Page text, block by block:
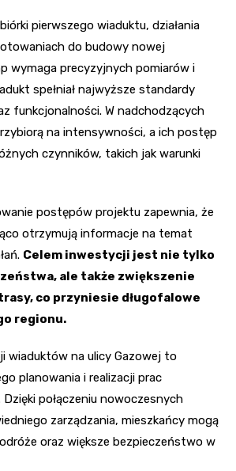
pierwszego wiaduktu, działania
do budowy nowej
wymaga precyzyjnych pomiarów i
spełniał najwyższe standardy
funkcjonalności. W nadchodzących
na intensywności, a ich postęp
czynników, takich jak warunki
postępów projektu zapewnia, że
otrzymują informacje na temat
Celem inwestycji jest nie tylko
ale także zwiększenie
co przyniesie długofalowe
regionu.
wiaduktów na ulicy Gazowej to
planowania i realizacji prac
połączeniu nowoczesnych
zarządzania, mieszkańcy mogą
oraz większe bezpieczeństwo w